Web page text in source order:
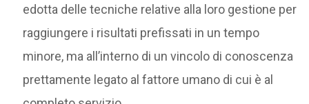
edotta delle tecniche relative alla loro gestione per
raggiungere i risultati prefissati in un tempo
minore, ma all’interno di un vincolo di conoscenza
prettamente legato al fattore umano di cui è al